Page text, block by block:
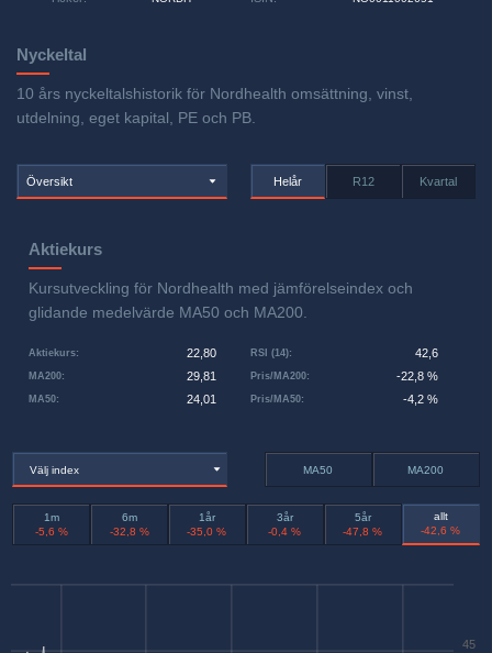
Nyckeltal
10 års nyckeltalshistorik för Nordhealth omsättning, vinst,
utdelning, eget kapital, PE och PB.
Översikt Helår R12 Kvartal
Aktiekurs
Kursutveckling för Nordhealth med jämförelseindex och
glidande medelvärde MA50 och MA200.
Aktiekurs: 22,80
MA50: 24,01
MA200: 29,81 Pris/MA200: -22,8 %
RSI (14): 42,6
Pris/MA50: -4,2 %
Välj index MA50 MA200
1m
-5,6 %
6m
-32,8 %
1år
-35,0 %
3år
-0,4 %
5år
-47,8 %
allt
-42,6 %
45